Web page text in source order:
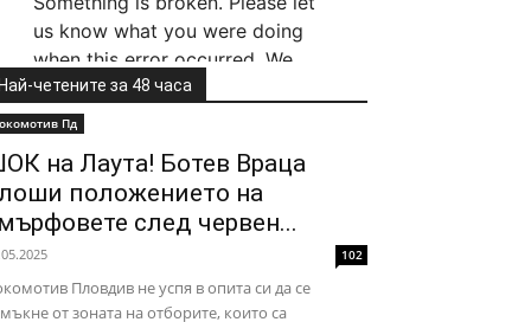
четените за 48 часа
Пд
на Лаута! Ботев Враца
положението на
след червен...
102
Пловдив не успя в опита си да се
от зоната на отборите, които са